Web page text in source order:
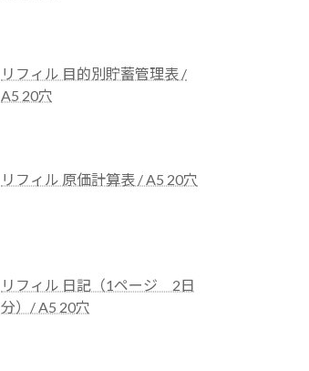
リフィル 目的別貯蓄管理表 /
A5 20穴
リフィル 原価計算表 / A5 20穴
リフィル 日記（1ページ 2日
分）/ A5 20穴